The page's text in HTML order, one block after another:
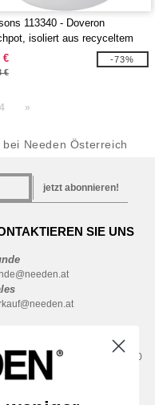
113340 - Doveron
isoliert aus recyceltem
500 ml
€
€
-73%
4 »
bei Needen Österreich
jetzt abonnieren!
SIE UNS
– Donnerstag: 10:00–13:00